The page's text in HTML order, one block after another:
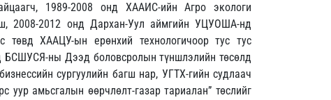
1989-2008 онд ХААИС-ийн Агро экологи
2008-2012 онд Дархан-Уул аймгийн УЦУОША-нд
төвд ХААЦУ-ын ерөнхий технологичоор тус тус
БСШУСЯ-ны Дээд боловсролын түншлэлийн төсөлд
сургуулийн багш нар, УГТХ-гийн судлаач
уур амьсгалын өөрчлөлт-газар тариалан” төслийг